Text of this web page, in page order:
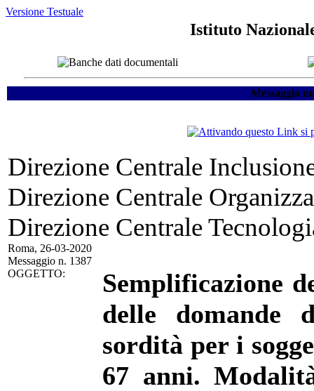
Versione Testuale
Istituto
Messaggio
Direzione Centrale
Direzione Centrale
Direzione Centrale
Roma, 26-03-2020
Messaggio n. 1387
OGGETTO:
Semplificazione
delle domande
sordità per i
67 anni.